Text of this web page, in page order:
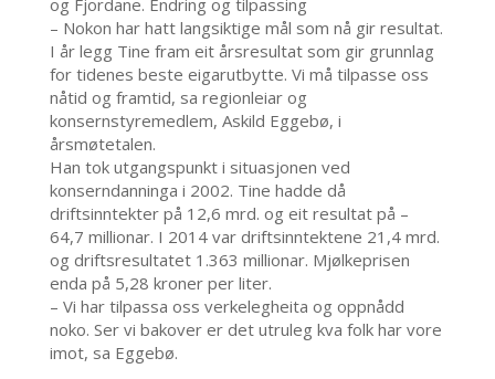
og Fjordane. Endring og tilpassing
– Nokon har hatt langsiktige mål som nå gir resultat.
I år legg Tine fram eit årsresultat som gir grunnlag
for tidenes beste eigarutbytte. Vi må tilpasse oss
nåtid og framtid, sa regionleiar og
konsernstyremedlem, Askild Eggebø, i
årsmøtetalen.
Han tok utgangspunkt i situasjonen ved
konserndanninga i 2002. Tine hadde då
driftsinntekter på 12,6 mrd. og eit resultat på –
64,7 millionar. I 2014 var driftsinntektene 21,4 mrd.
og driftsresultatet 1.363 millionar. Mjølkeprisen
enda på 5,28 kroner per liter.
– Vi har tilpassa oss verkelegheita og oppnådd
noko. Ser vi bakover er det utruleg kva folk har vore
imot, sa Eggebø.